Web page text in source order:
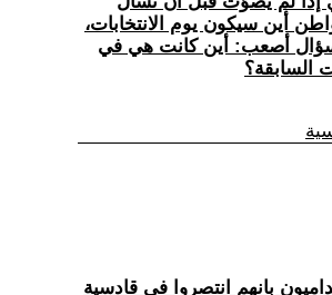
أين سيكون يوم الانتخابات،
أصعب: أين كانت هي في
السابقة؟
بانهم انتصروا في قادسية